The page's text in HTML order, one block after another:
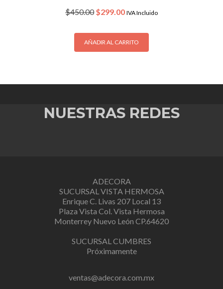
$450.00 Original
was:
$450.00.
$299.00Current
is:
$299.00.
IVA Incluido
AÑADIR AL CARRITO
NUESTRAS REDES
ADECORA
SUCURSAL VISTA HERMOSA
Enrique C. Livas 207 Local 13
Plaza Vista Col. Vista Hermosa
Monterrey Nuevo León CP.64620
SUCURSAL CUMBRES
Próximamente
ventas@adecora.com.mx